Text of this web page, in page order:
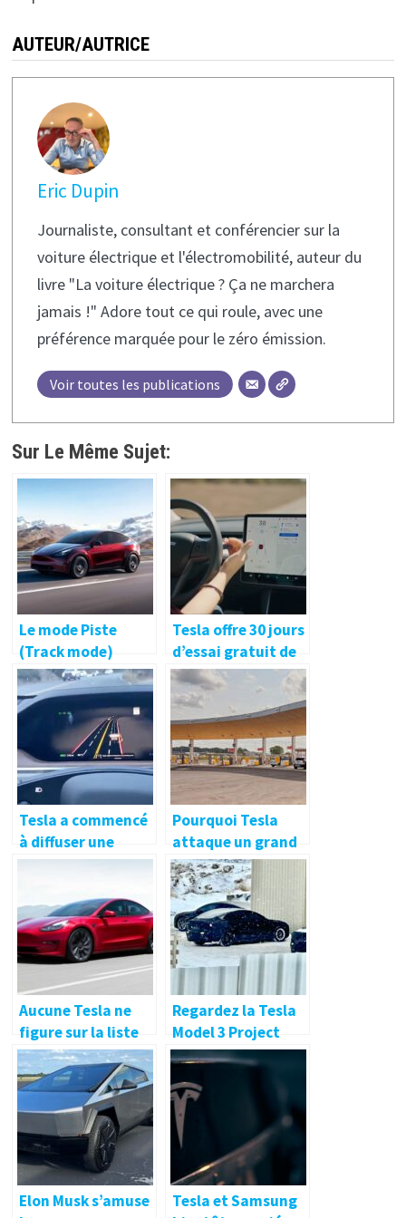
AUTEUR/AUTRICE
Eric Dupin
Journaliste, consultant et conférencier sur la
voiture électrique et l'électromobilité, auteur du
livre "La voiture électrique ? Ça ne marchera
jamais !" Adore tout ce qui roule, avec une
préférence marquée pour le zéro émission.
Voir toutes les publications
Sur Le Même Sujet:
Le mode Piste
(Track mode)
arrive finalement
sur la Tesla Model Y
Tesla offre 30 jours
d’essai gratuit de
l’Autopilot
amélioré (FSD)…
en Océanie
Tesla a commencé
à diffuser une
nouvelle mise à
Self-Driving Beta
v11
Pourquoi Tesla
attaque un grand
exploitant de
stations-services
devant les
tribunaux
Aucune Tesla ne
figure sur la liste
des 10 meilleurs
véhicules
électriques de 2023
Regardez la Tesla
Model 3 Project
Highland en pleins
tests hivernaux en
Nouvelle-Zélande
Elon Musk s’amuse
Tesla et Samsung